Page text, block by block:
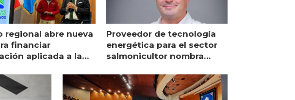
regional abre nueva
financiar
aplicada a la
Proveedor de tecnología
energética para el sector
salmonicultor nombra